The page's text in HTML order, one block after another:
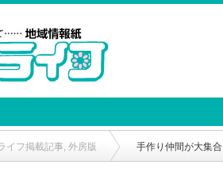
イフ掲載記事, 外房版 手作り仲間が大集合